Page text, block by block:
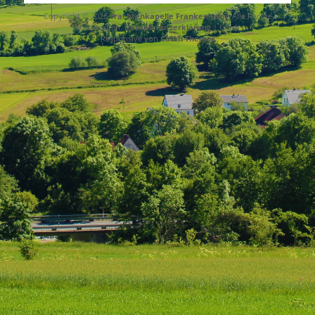
Copyright © 2026Trachtenkapelle Frankenheim. Alle Rechte
vorbehalten.Datenschutzerklärung| Catch
Responsive vonCatch Themes